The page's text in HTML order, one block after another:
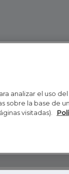
analizar el uso
sobre la base de
visitadas).